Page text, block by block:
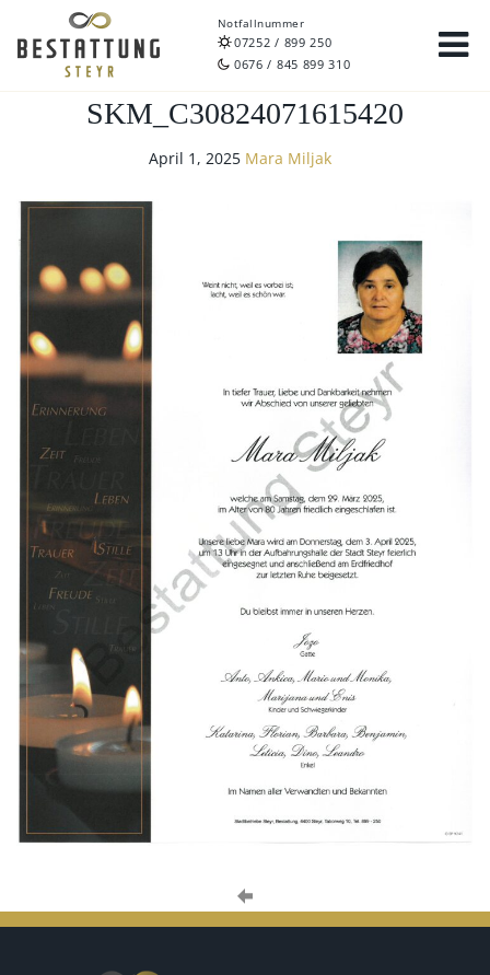
Notfallnummer
07252 / 899 250
0676 / 845 899 310
SKM_C30824071615420
April 1, 2025 Mara Miljak